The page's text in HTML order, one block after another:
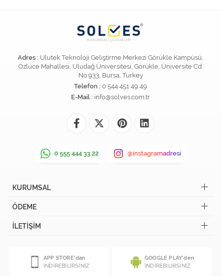
Adres : Ulutek Teknoloji Geliştirme Merkezi Görükle Kampüsü,
Özlüce Mahallesi, Uludağ Üniversitesi, Görükle, Üniversite Cd.
No:933, Bursa, Turkey
Telefon : 0 544 451 49 49
E-Mail : info@solves.com.tr
0 555 444 33 22 @instagramadresi
KURUMSAL
ÖDEME
İLETİŞİM
APP STORE'dan
İNDİREBİLİRSİNİZ
GOOGLE PLAY'den
İNDİREBİLİRSİNİZ